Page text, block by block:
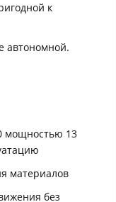
к
автономной.
мощностью 13
материалов
без